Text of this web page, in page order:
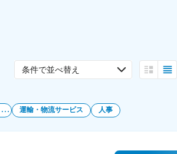
条件で並べ替え
経
理・財務・会計・内部統制 運輸・物流サービス 人事